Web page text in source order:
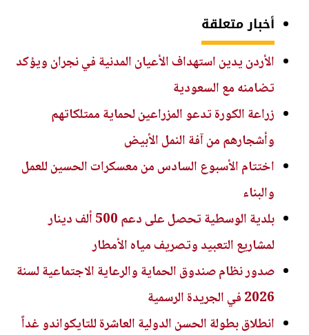
أخبار متعلقة
الأردن يدين استهداف الأعيان المدنية في نجران ويؤكد
تضامنه مع السعودية
زراعة الكورة تدعو المزراعين لحماية ممتلكاتهم
وأشجارهم من آفة النمل الأبيض
اختتام الأسبوع السادس من معسكرات الحسين للعمل
والبناء
بلدية الوسطية تحصل على دعم 500 ألف دينار
لمشاريع التعبيد وتصريف مياه الأمطار
صدور نظام صندوق الحماية والرعاية الاجتماعية لسنة
2026 في الجريدة الرسمية
انطلاق بطولة الحسن الدولية العاشرة للتايكواندو غداً